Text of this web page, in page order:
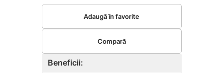
Beneficii:
Adaugă în favorite
Compară